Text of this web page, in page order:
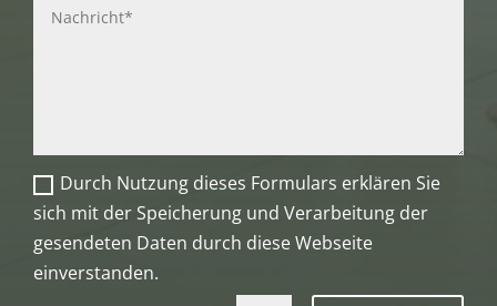
Durch Nutzung dieses Formulars erklären Sie
sich mit der Speicherung und Verarbeitung der
gesendeten Daten durch diese Webseite
einverstanden.